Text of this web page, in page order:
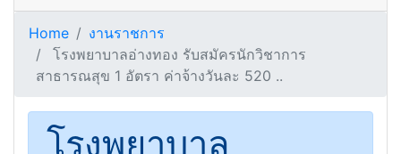
Home
งานราชการ
โรงพยาบาลอ่างทอง รับสมัครนักวิชาการ
สาธารณสุข 1 อัตรา ค่าจ้างวันละ 520 ..
โรงพยาบาล